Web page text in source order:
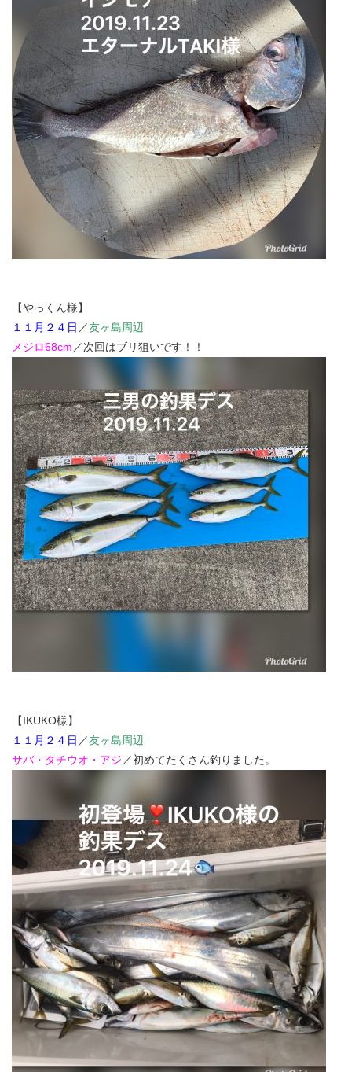
【やっくん様】
１１月２４日 ／友ヶ島周辺
メジロ68cm ／次回はブリ狙いです！！
【IKUKO様】
１１月２４日 ／友ヶ島周辺
サバ・タチウオ・アジ ／初めてたくさん釣りました。